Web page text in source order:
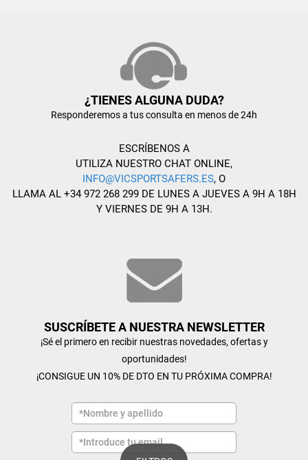
¿TIENES ALGUNA DUDA?
Responderemos a tus consulta en menos de 24h
ESCRÍBENOS A
UTILIZA NUESTRO CHAT ONLINE,
INFO@VICSPORTSAFERS.ES, O
LLAMA AL +34 972 268 299 DE LUNES A JUEVES A 9H A 18H
Y VIERNES DE 9H A 13H.
SUSCRÍBETE A NUESTRA NEWSLETTER
¡Sé el primero en recibir nuestras novedades, ofertas y
oportunidades!
¡CONSIGUE UN 10% DE DTO EN TU PRÓXIMA COMPRA!